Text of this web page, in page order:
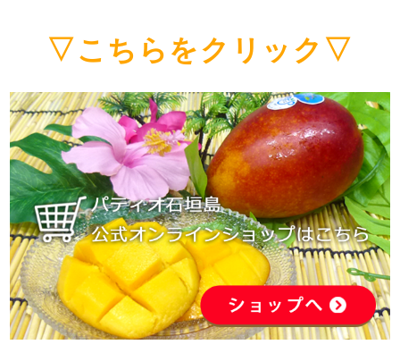
▽こちらをクリック▽